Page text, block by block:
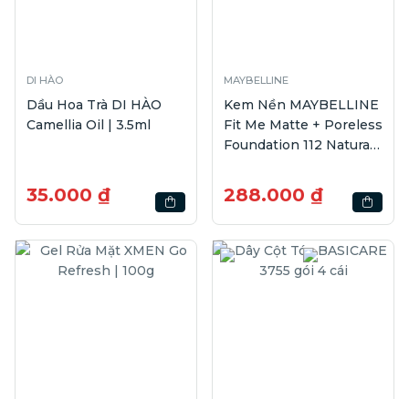
DI HÀO
Dầu Hoa Trà DI HÀO
Camellia Oil | 3.5ml
35.000 ₫
MAYBELLINE
Kem Nền MAYBELLINE
Fit Me Matte + Poreless
Foundation 112 Natural
288.000 ₫